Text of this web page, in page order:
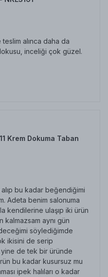
alınca daha da
inceliği çok güzel.
Krem Dokuma Taban
bu kadar beğendiğimi
Adeta benim salonuma
kendilerine ulaşıp iki ürün
kalmazsam aynı gün
söylediğimde
ikisini de serip
de tek bir üründe
bu kadar kusursuz mu
ipek halıları o kadar